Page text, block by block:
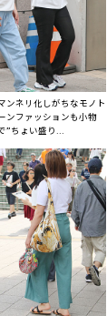
ンネリ化しがちなモノト
ンファッションも小物
”ちょい盛り...